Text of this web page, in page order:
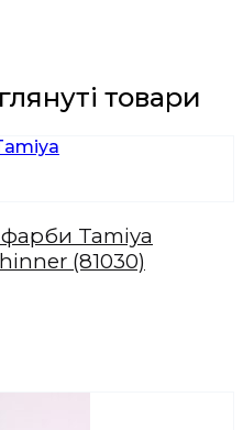
товари
Tamiya
(81030)